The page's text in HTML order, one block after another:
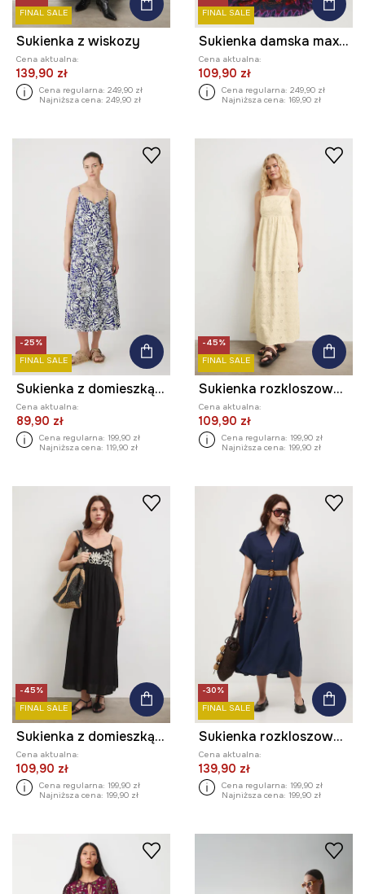
FINAL SALE
Sukienka z wiskozy
Cena aktualna:
139,90 zł
Cena regularna: 249,90 zł
Najniższa cena: 249,90 zł
FINAL SALE
Sukienka damska maxi z wiskozy kolor multicolor
Cena aktualna:
109,90 zł
Cena regularna: 249,90 zł
Najniższa cena: 169,90 zł
-25%
FINAL SALE
Sukienka z domieszką lnu damska maxi wzorzysta kolor granatowy
Cena aktualna:
89,90 zł
Cena regularna: 199,90 zł
Najniższa cena: 119,90 zł
-45%
FINAL SALE
Sukienka rozkloszowana bawełniana z haftami
Cena aktualna:
109,90 zł
Cena regularna: 199,90 zł
Najniższa cena: 199,90 zł
-45%
FINAL SALE
Sukienka z domieszką lnu damska maxi z haftem
Cena aktualna:
109,90 zł
Cena regularna: 199,90 zł
Najniższa cena: 199,90 zł
-30%
FINAL SALE
Sukienka rozkloszowana z lnem
Cena aktualna:
139,90 zł
Cena regularna: 199,90 zł
Najniższa cena: 199,90 zł